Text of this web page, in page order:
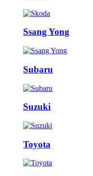
Ssang Yong
Subaru
Suzuki
Toyota